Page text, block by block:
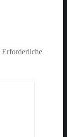
Erforderliche